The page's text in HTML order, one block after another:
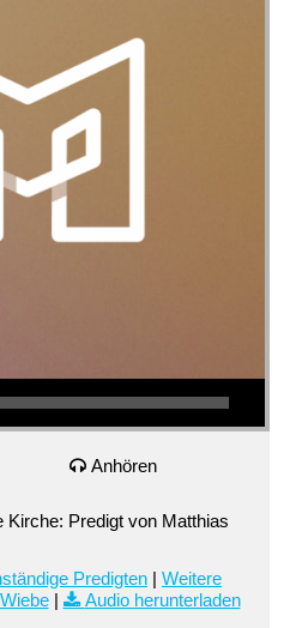
Anhören
Kirche: Predigt von Matthias
Predigten | Weitere
| Audio herunterladen